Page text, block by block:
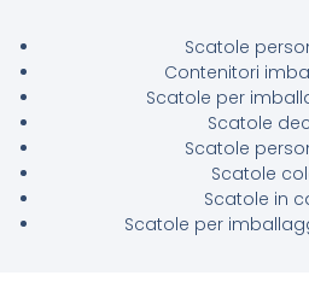
Scatole
Contenitori
Scatole per
Scatole
Scatole
Scatole
Scatole in
Scatole per